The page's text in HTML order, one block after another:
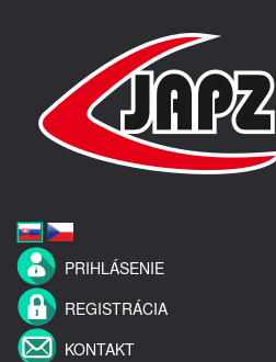
PRIHLÁSENIE
REGISTRÁCIA
KONTAKT